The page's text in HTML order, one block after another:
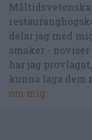
delar jag med
smaker -
har jag
kunna laga dem
om mig.